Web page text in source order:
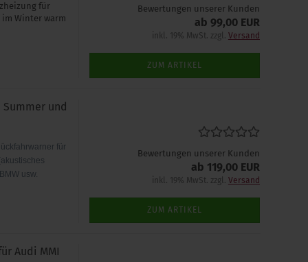
für
im Winter warm
Bewertungen unserer Kunden
ab 99,00 EUR
inkl. 19% MwSt. zzgl. Versand
ZUM ARTIKEL
und
für
usw.
Bewertungen unserer Kunden
ab 119,00 EUR
inkl. 19% MwSt. zzgl. Versand
ZUM ARTIKEL
Audi MMI